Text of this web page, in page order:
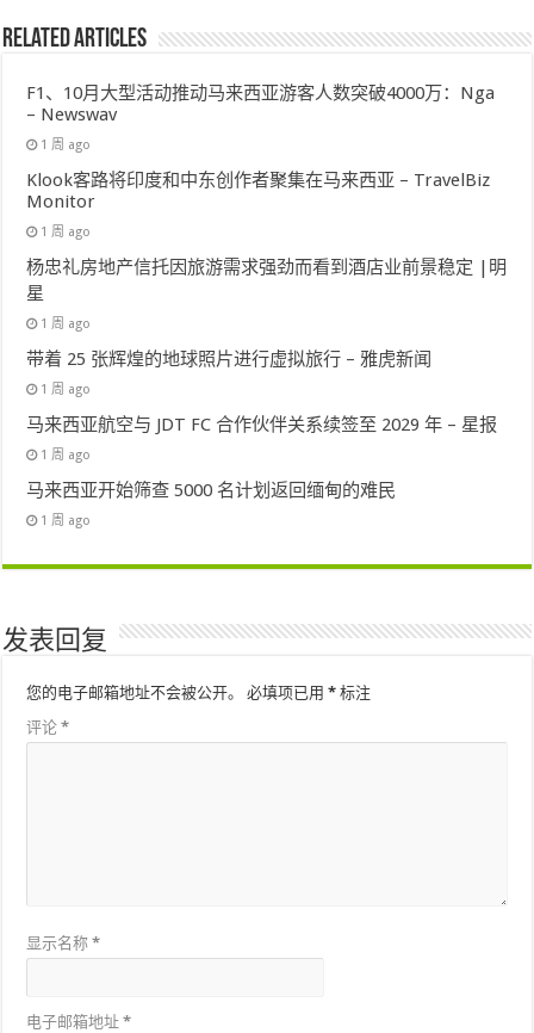
Related Articles
F1、10月大型活动推动马来西亚游客人数突破4000万：Nga
– Newswav
1 周 ago
Klook客路将印度和中东创作者聚集在马来西亚 – TravelBiz
Monitor
1 周 ago
杨忠礼房地产信托因旅游需求强劲而看到酒店业前景稳定 |明
星
1 周 ago
带着 25 张辉煌的地球照片进行虚拟旅行 – 雅虎新闻
1 周 ago
马来西亚航空与 JDT FC 合作伙伴关系续签至 2029 年 – 星报
1 周 ago
马来西亚开始筛查 5000 名计划返回缅甸的难民
1 周 ago
发表回复
您的电子邮箱地址不会被公开。 必填项已用* 标注
评论*
显示名称*
电子邮箱地址*